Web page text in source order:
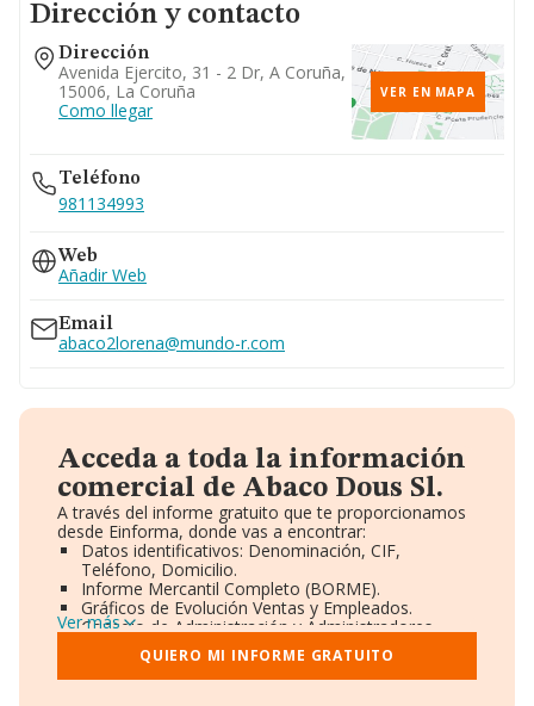
Dirección y contacto
Dirección
Avenida Ejercito, 31 - 2 Dr, A Coruña,
15006, La Coruña
Como llegar
VER EN MAPA
Teléfono
981134993
Web
Añadir Web
Email
abaco2lorena@mundo-r.com
Acceda a toda la información
comercial de Abaco Dous Sl.
A través del informe gratuito que te proporcionamos
desde Einforma, donde vas a encontrar:
Datos identificativos: Denominación, CIF,
Teléfono, Domicilio.
Informe Mercantil Completo (BORME).
Gráficos de Evolución Ventas y Empleados.
Consejo de Administración y Administradores.
Directivos y Ejecutivos.
Accionistas.
Participaciones y Vinculaciones en otras empresas.
Ver más
QUIERO MI INFORME GRATUITO